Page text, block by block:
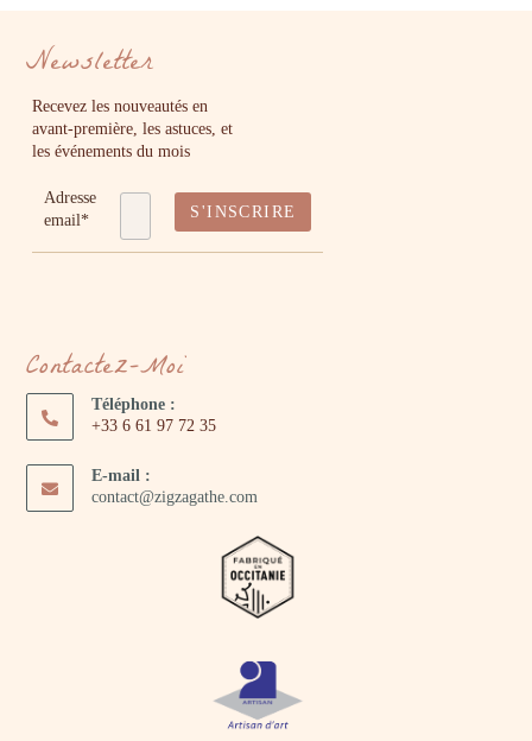
Newsletter
Recevez les nouveautés en
avant-première, les astuces, et
les événements du mois
Adresse
email*
Contactez-Moi
Téléphone :
+33 6 61 97 72 35
E-mail :
contact@zigzagathe.com